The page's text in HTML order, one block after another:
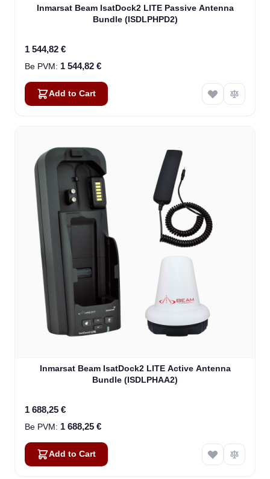
Inmarsat Beam IsatDock2 LITE Passive Antenna
Bundle (ISDLPHPD2)
1 544,82 €
1 544,82 €
Add to Cart
Inmarsat Beam IsatDock2 LITE Active Antenna
Bundle (ISDLPHAA2)
1 688,25 €
1 688,25 €
Add to Cart